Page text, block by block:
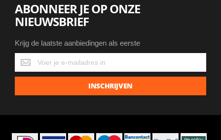
ABONNEER JE OP ONZE
NIEUWSBRIEF
Krijg de laatste aanbiedingen als eerste
Krijg
de
laatste
INSCHRIJVEN